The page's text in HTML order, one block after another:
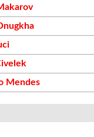
Mendes